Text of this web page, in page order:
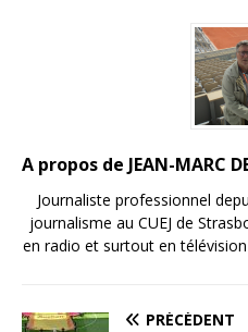
o
k
k
e
dI
n
A propos de JEAN-MARC
Journaliste professionnel
journalisme au CUEJ de
en radio et surtout en
PRÉCÉDENT